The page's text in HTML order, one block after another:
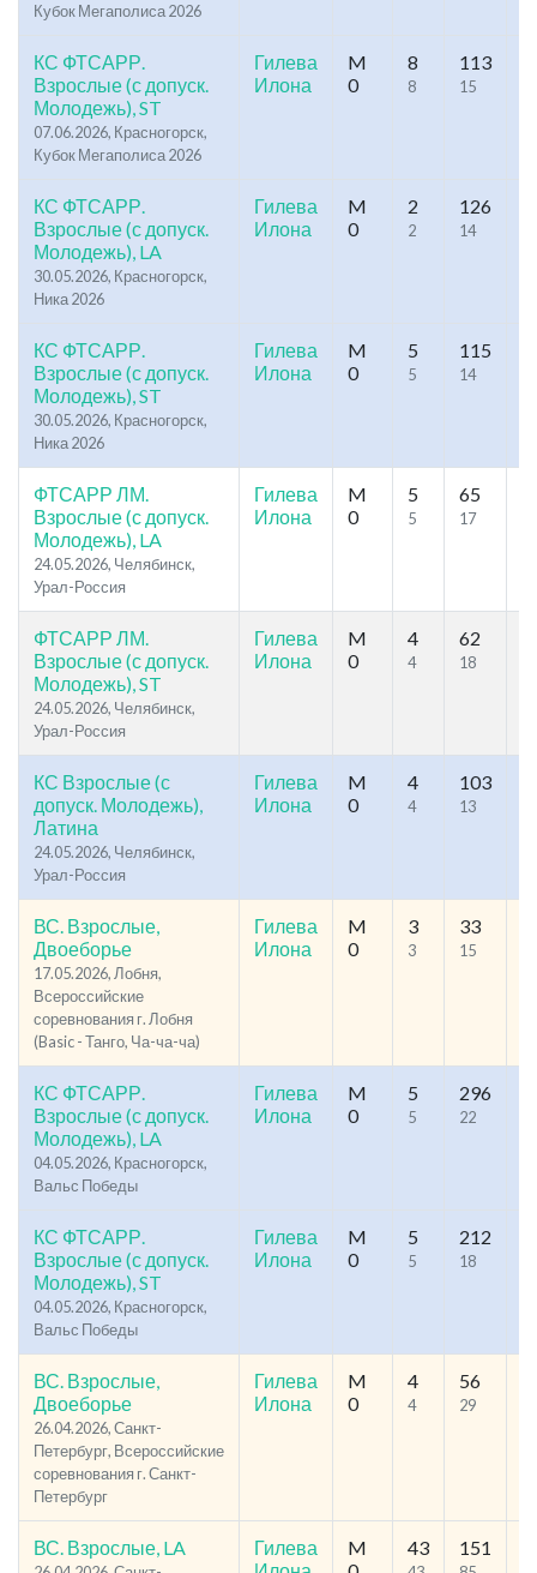
Кубок Мегаполиса 2026
КС ФТСАРР.
Взрослые (с допуск.
Молодежь), ST
07.06.2026, Красногорск,
Кубок Мегаполиса 2026
Гилева
Илона
M
0
8
8
113
15
КС ФТСАРР.
Взрослые (с допуск.
Молодежь), LA
30.05.2026, Красногорск,
Ника 2026
Гилева
Илона
M
0
2
2
126
14
КС ФТСАРР.
Взрослые (с допуск.
Молодежь), ST
30.05.2026, Красногорск,
Ника 2026
Гилева
Илона
M
0
5
5
115
14
ФТСАРР ЛМ.
Взрослые (с допуск.
Молодежь), LA
24.05.2026, Челябинск,
Урал-Россия
Гилева
Илона
M
0
5
5
65
17
ФТСАРР ЛМ.
Взрослые (с допуск.
Молодежь), ST
24.05.2026, Челябинск,
Урал-Россия
Гилева
Илона
M
0
4
4
62
18
КС Взрослые (с
допуск. Молодежь),
Латина
24.05.2026, Челябинск,
Урал-Россия
Гилева
Илона
M
0
4
4
103
13
ВС. Взрослые,
Двоеборье
17.05.2026, Лобня,
Всероссийские
соревнования г. Лобня
(Basic - Танго, Ча-ча-ча)
Гилева
Илона
M
0
3
3
33
15
КС ФТСАРР.
Взрослые (с допуск.
Молодежь), LA
04.05.2026, Красногорск,
Вальс Победы
Гилева
Илона
M
0
5
5
296
22
КС ФТСАРР.
Взрослые (с допуск.
Молодежь), ST
04.05.2026, Красногорск,
Вальс Победы
Гилева
Илона
M
0
5
5
212
18
ВС. Взрослые,
Двоеборье
26.04.2026, Санкт-
Петербург, Всероссийские
соревнования г. Санкт-
Петербург
Гилева
Илона
M
0
4
4
56
29
ВС. Взрослые, LA
Гилева
M
43 151